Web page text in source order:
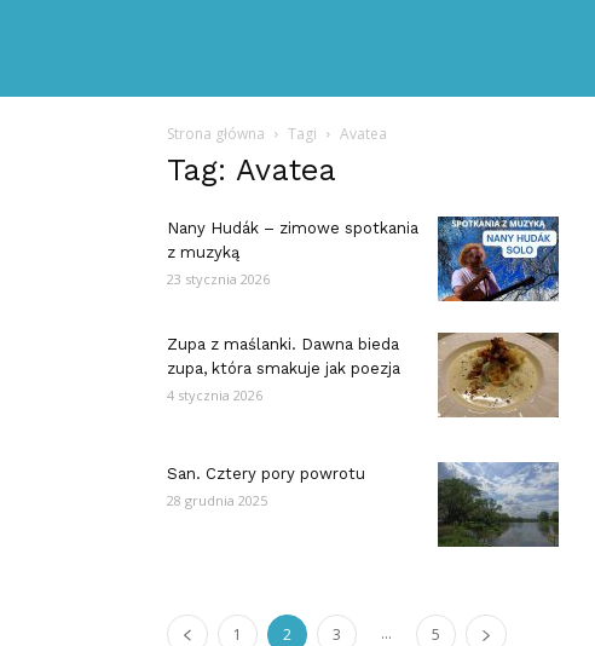
Strona główna Tagi Avatea
Tag: Avatea
Nany Hudák – zimowe spotkania
z muzyką
23 stycznia 2026
Zupa z maślanki. Dawna bieda
zupa, która smakuje jak poezja
4 stycznia 2026
San. Cztery pory powrotu
28 grudnia 2025
1 2 3 ... 5